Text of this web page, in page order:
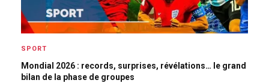
SPORT
Mondial 2026 : records, surprises, révélations… le grand
bilan de la phase de groupes